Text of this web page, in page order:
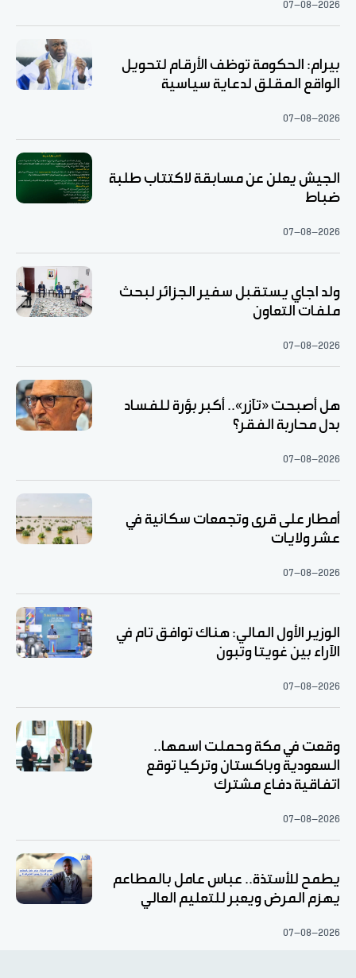
07-08-2026
بيرام: الحكومة توظف الأرقام لتحويل
الواقع المقلق لدعاية سياسية
07-08-2026
الجيش يعلن عن مسابقة لاكتتاب طلبة
ضباط
07-08-2026
ولد اجاي يستقبل سفير الجزائر لبحث
ملفات التعاون
07-08-2026
هل أصبحت «تآزر».. أكبر بؤرة للفساد
بدل محاربة الفقر؟
07-08-2026
أمطار على قرى وتجمعات سكانية في
عشر ولايات
07-08-2026
الوزير الأول المالي: هناك توافق تام في
الآراء بين غويتا وتبون
07-08-2026
وقعت في مكة وحملت اسمها..
السعودية وباكستان وتركيا توقع
اتفاقية دفاع مشترك
07-08-2026
يطمح للأستذة.. عباس عامل بالمطاعم
يهزم المرض ويعبر للتعليم العالي
07-08-2026